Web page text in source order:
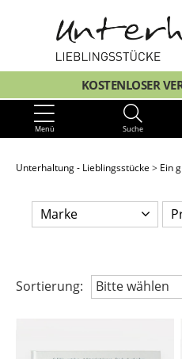
KOSTENLOSER
Menü Suche
Unterhaltung - Lieblingsstücke Ein
Marke
Sortierung: Bitte wählen